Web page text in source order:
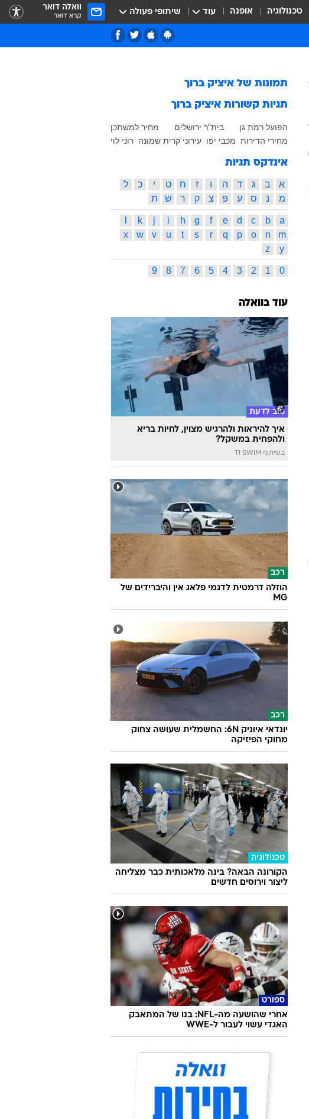
טכנולוגיה אופנה עוד שיתופי פעולה וואלה דואר
קרא דואר
תמונות של איציק ברוך
תגיות קשורות איציק ברוך
הפועל רמת גן בית"ר ירושלים
מחיר למשתכן
מחירי הדירות מכבי יפו עירוני קרית שמונה רוני לוי
אינדקס תגיות
א ב ג ד ה ו ז ח ט י כ
ל
מ
נ ס ע פ צ ק ר ש ת
a
b
c
d
e
f
g
h
i
j
k
m
n
o
p
q
r
s
t
u
v
w
x
y
z
0
1
2
3
4
5
6
7
8
9
עוד בוואלה
טוב לדעת
איך להיראות ולהרגיש מצוין, לחיות בריא
ולהפחית במשקל?
בשיתוף TI SWIM
רכב
הוזלה דרמטית לדגמי פלאג אין והיברידים של
MG
רכב
יונדאי איוניק 6N: החשמלית שעושה צחוק
מחוקי הפיזיקה
טכנולוגיה
הקורונה הבאה? בינה מלאכותית כבר מצליחה
ליצור וירוסים חדשים
ספורט
אחרי שהושעה מה-NFL: בנו של המתאבק
האגדי עשוי לעבור ל-WWE